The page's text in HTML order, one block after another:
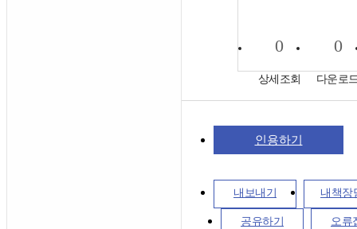
0
상세조회
0
다운로
인용하기
내보내기 내책장
공유하기 오류